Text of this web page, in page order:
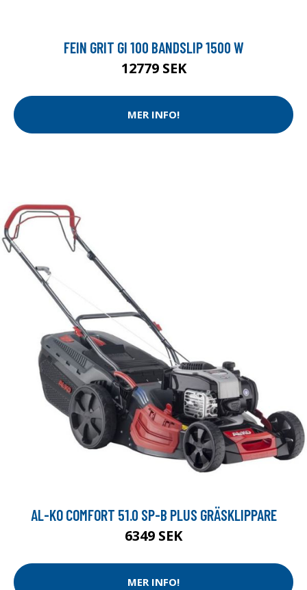
FEIN GRIT GI 100 BANDSLIP 1500 W
12779 SEK
MER INFO!
AL-KO COMFORT 51.0 SP-B PLUS GRÄSKLIPPARE
6349 SEK
MER INFO!